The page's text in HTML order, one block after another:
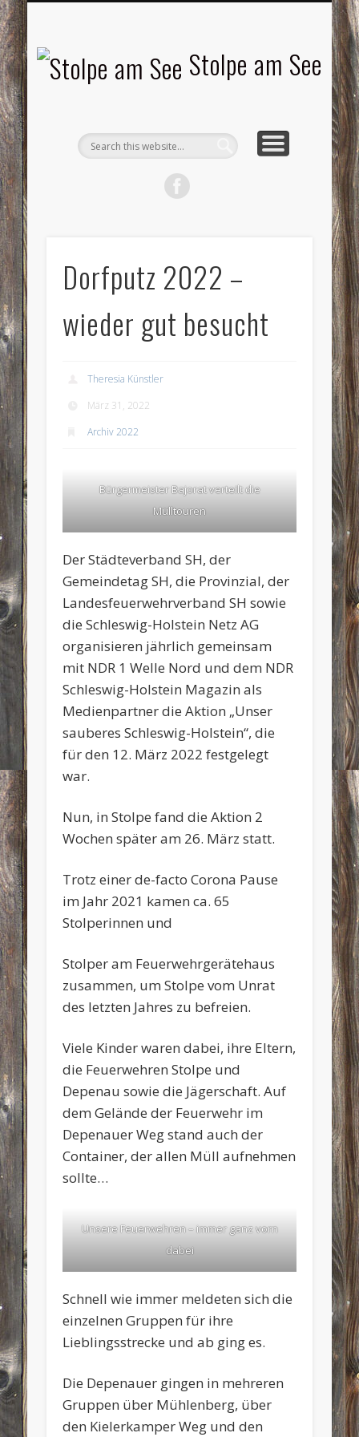
Stolpe am See
Dorfputz 2022 –
wieder gut besucht
Theresia Künstler
März 31, 2022
Archiv 2022
Bürgermeister Bajorat verteilt die
Mülltouren
Der Städteverband SH, der
Gemeindetag SH, die Provinzial, der
Landesfeuerwehrverband SH sowie
die Schleswig-Holstein Netz AG
organisieren jährlich gemeinsam
mit NDR 1 Welle Nord und dem NDR
Schleswig-Holstein Magazin als
Medienpartnerdie Aktion „Unser
sauberes Schleswig-Holstein“, die
für den 12. März 2022 festgelegt
war.
Nun, in Stolpe fand die Aktion 2
Wochen später am 26. März statt.
Trotz einer de-facto Corona Pause
im Jahr 2021 kamen ca. 65
Stolperinnen und
Stolper am Feuerwehrgerätehaus
zusammen, um Stolpe vom Unrat
des letzten Jahres zu befreien.
Viele Kinder waren dabei, ihre Eltern,
die Feuerwehren Stolpe und
Depenau sowie die Jägerschaft. Auf
dem Gelände der Feuerwehr im
Depenauer Weg stand auch der
Container, der allen Müll aufnehmen
sollte…
Unsere Feuerwehren – immer ganz vorn
dabei
Schnell wie immer meldeten sich die
einzelnen Gruppen für ihre
Lieblingsstrecke und ab ging es.
Die Depenauer gingen in mehreren
Gruppen über Mühlenberg, über
den Kielerkamper Weg und den